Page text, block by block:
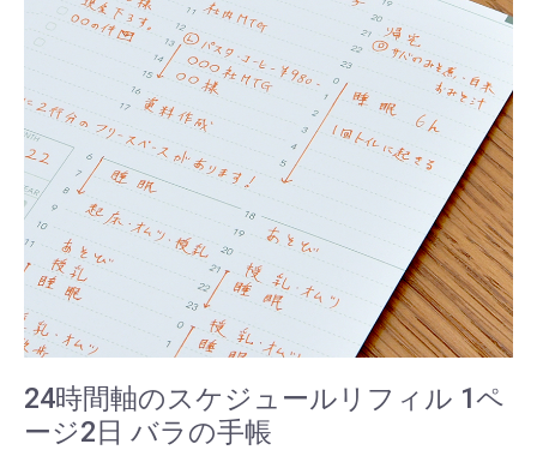
24時間軸のスケジュールリフィル 1ペ
ージ2日 バラの手帳